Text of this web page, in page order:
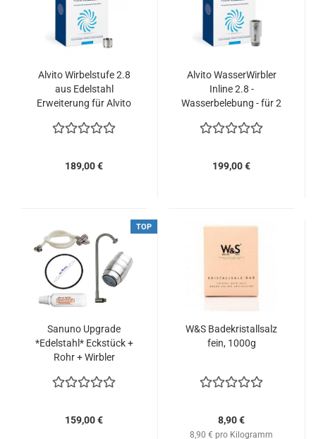
Alvito Wirbelstufe 2.8
aus Edelstahl
Erweiterung für Alvito
189,00 €
Alvito WasserWirbler
Inline 2.8 -
Wasserbelebung - für 2
199,00 €
TOP
Sanuno Upgrade
*Edelstahl* Eckstück +
Rohr + Wirbler
Erweiterung Pflege
159,00 €
W&S Badekristallsalz
fein, 1000g
8,90 €
8,90 € pro Kilogramm